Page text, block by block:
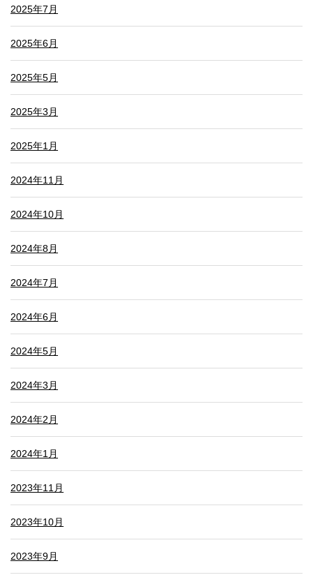
2025年7月
2025年6月
2025年5月
2025年3月
2025年1月
2024年11月
2024年10月
2024年8月
2024年7月
2024年6月
2024年5月
2024年3月
2024年2月
2024年1月
2023年11月
2023年10月
2023年9月